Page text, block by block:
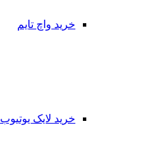
خرید واچ تایم
خرید لایک یوتیوب